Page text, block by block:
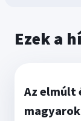
Ezek a
Az